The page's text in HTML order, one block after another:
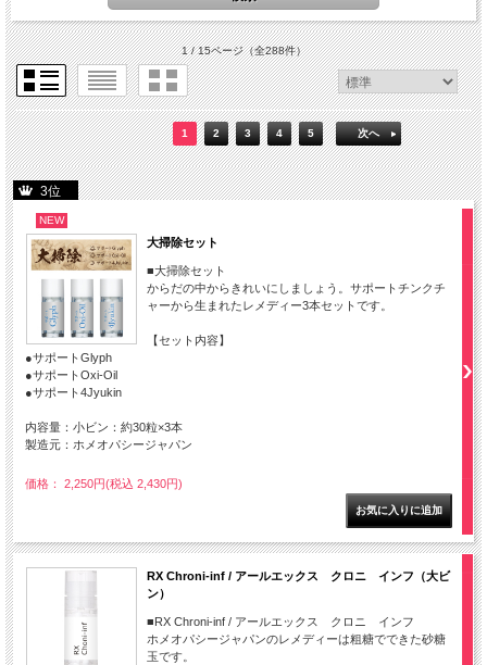
1 / 15ページ（全288件）
1 2 3 4 5 次へ
3位
NEW
大掃除セット
■大掃除セット
からだの中からきれいにしましょう。サポートチンクチ
ャーから生まれたレメディー3本セットです。
【セット内容】
●サポートGlyph
●サポートOxi-Oil
●サポート4Jyukin
内容量：小ビン：約30粒×3本
製造元：ホメオパシージャパン
価格： 2,250円(税込 2,430円)
RX Chroni-inf / アールエックス クロニ インフ（大ビ
ン）
■RX Chroni-inf / アールエックス クロニ インフ
ホメオパシージャパンのレメディーは粗糖でできた砂糖
玉です。